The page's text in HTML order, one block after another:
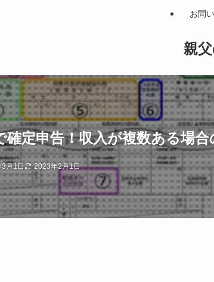
親
お問
確定申告！収入が複数ある場合
月1日 2023年2月1日